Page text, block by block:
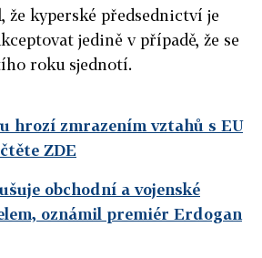
že kyperské předsednictví je
jedině v případě, že se
roku sjednotí.
hrozí zmrazením vztahů s EU
ZDE
obchodní a vojenské
oznámil premiér Erdogan